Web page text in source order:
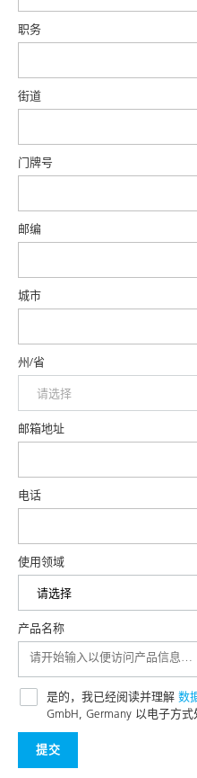
职务
街道
门牌号
邮编
城市
州/省
邮箱地址
verify-mail
电话
使用领域
产品名称
是的，我已经阅读并理解 数
GmbH, Germany 以电子方式
提交